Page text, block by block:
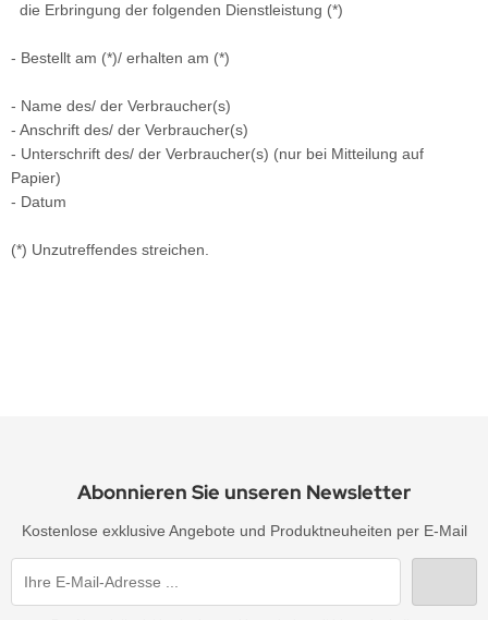
die Erbringung der folgenden Dienstleistung (*)
- Bestellt am (*)/ erhalten am (*)
- Name des/ der Verbraucher(s)
- Anschrift des/ der Verbraucher(s)
- Unterschrift des/ der Verbraucher(s) (nur bei Mitteilung auf
Papier)
- Datum
(*) Unzutreffendes streichen.
Abonnieren Sie unseren Newsletter
Kostenlose exklusive Angebote und Produktneuheiten per E-Mail